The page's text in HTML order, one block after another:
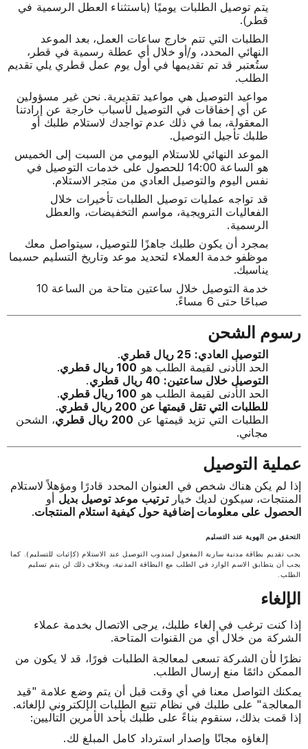
يتم توصيل الطلبات يوميًا (باستثناء العطل الرسمية في
قطر).
الطلبات التي تتم خارج ساعات العمل، بعد الموعد
النهائي المحدد، و/أو خلال أي عطلة رسمية في قطر،
ستُعتبر قد تم تقديمها في أول يوم عمل قطري يلي تقديم
الطلب.
مواعيد التوصيل هي مواعيد تقديرية. نحن غير مسؤولين
عن أي إخفاقات في التوصيل لأسباب خارجة عن إرادتنا
المعقولة، بما في ذلك عدم تواجدك لاستلام طلبك أو
طلبك تأجيل التوصيل.
الموعد النهائي للاستلام اليومي من السبت إلى الخميس
هو الساعة 14:00 للحصول على خدمات التوصيل في
نفس اليوم والتوصيل العادي من متجر الاستلام.
قد تواجه عمليات توصيل الطلبات تأخيرات خلال
الفعاليات الترويجية، مواسم التخفيضات، والعطل
الرسمية.
بمجرد أن يكون طلبك جاهزًا للتوصيل، سيتواصل معك
موظفو خدمة العملاء لتحديد موعد وتاريخ التسليم حسبما
يناسبك.
خدمة التوصيل خلال ساعتين متاحة من الساعة 10
صباحًا حتى 6 مساءً.
رسوم الشحن
التوصيل العادي: 25 ريال قطري
.
الحد الأدنى لقيمة الطلب هو 100 ريال قطري
.
التوصيل خلال ساعتين: 40 ريال قطري
.
الحد الأدنى لقيمة الطلب هو 100 ريال قطري
.
للطلبات التي تقل قيمتها عن 200 ريال قطري
.
الطلبات التي تزيد قيمتها عن 200 ريال قطري
، الشحن
مجاني.
عملية التوصيل
إذا لم يكن هناك شخص في العنوان المحدد قادرًا ومؤهلاً لاستلام
المنتجات، سيكون لديك خيارترتيب موعد توصيل بديل أو
الحصول على معلومات إضافية حول كيفية استلام المنتجات.
التحقق من الهوية عند التسليم
يجب تقديم بطاقة مدنية سارية المفعول لمندوب التوصيل عند الاستلام (كإثبات للتسليم). كما
يجب أن يتطابق الاسم الوارد في الطلب مع البطاقة المدنية، وبخلاف ذلك لن يتم تسليم
الطلب.
الإلغاء
إذا كنت ترغب في إلغاء طلبك، يرجى الاتصال بخدمة عملاء
الشركة من خلال أي من القنوات المتاحة.
نظرًا لأن الشركة تسعى لمعالجة الطلبات فورًا، قد لا يكون من
الممكن دائمًا منع إرسال الطلب.
يمكنك التواصل معنا في أي وقت قبل أن يتم وضع علامة "قيد
المعالجة" على طلبك في نظام تتبع الطلبات الإلكتروني لإلغائه.
إذا قمت بذلك، سنقوم بناءً على طلبك بأحد الأمرين التاليين:
إلغاؤه مجانًا وإصدار استرداد كامل المبلغ لك.